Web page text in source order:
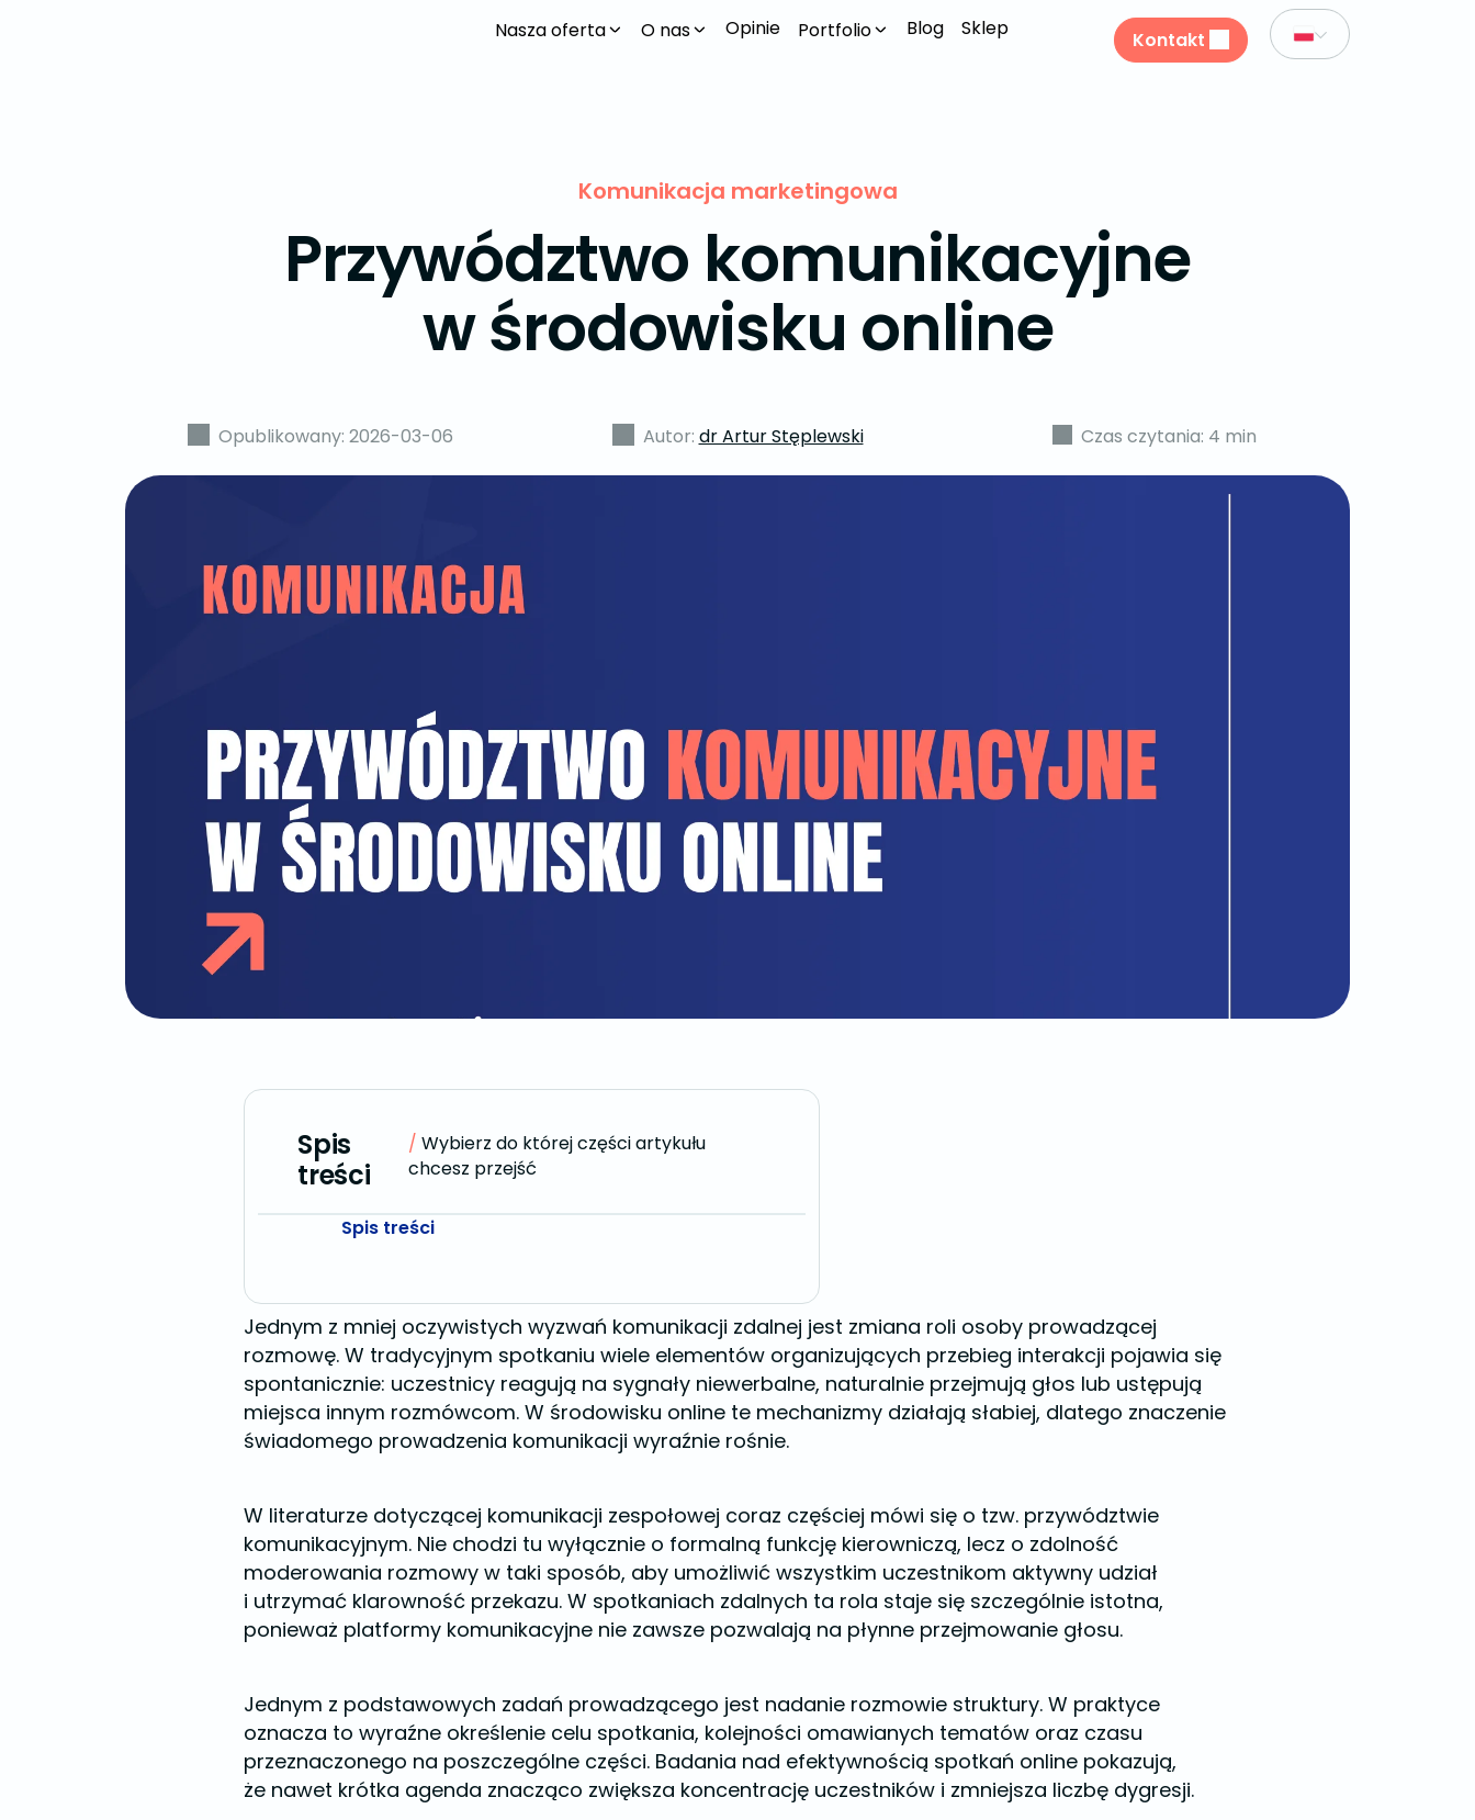
Nasza oferta O nas Opinie Portfolio Blog Sklep Kontakt
Komunikacja marketingowa
Przywództwo komunikacyjne
w środowisku online
Opublikowany: 2026-03-06 Autor: dr Artur Stęplewski Czas czytania: 4 min
Spis
treści
Wybierz do której części artykułu
chcesz przejść
Spis treści
Jednym z mniej oczywistych wyzwań komunikacji zdalnej jest zmiana roli osoby prowadzącej
rozmowę. W tradycyjnym spotkaniu wiele elementów organizujących przebieg interakcji pojawia się
spontanicznie: uczestnicy reagują na sygnały niewerbalne, naturalnie przejmują głos lub ustępują
miejsca innym rozmówcom. W środowisku online te mechanizmy działają słabiej, dlatego znaczenie
świadomego prowadzenia komunikacji wyraźnie rośnie.
W literaturze dotyczącej komunikacji zespołowej coraz częściej mówi się o tzw. przywództwie
komunikacyjnym. Nie chodzi tu wyłącznie o formalną funkcję kierowniczą, lecz o zdolność
moderowania rozmowy w taki sposób, aby umożliwić wszystkim uczestnikom aktywny udział
i utrzymać klarowność przekazu. W spotkaniach zdalnych ta rola staje się szczególnie istotna,
ponieważ platformy komunikacyjne nie zawsze pozwalają na płynne przejmowanie głosu.
Jednym z podstawowych zadań prowadzącego jest nadanie rozmowie struktury. W praktyce
oznacza to wyraźne określenie celu spotkania, kolejności omawianych tematów oraz czasu
przeznaczonego na poszczególne części. Badania nad efektywnością spotkań online pokazują,
że nawet krótka agenda znacząco zwiększa koncentrację uczestników i zmniejsza liczbę dygresji.